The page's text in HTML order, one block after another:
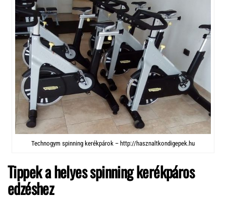
Technogym spinning kerékpárok – http://hasznaltkondigepek.hu
Tippek a helyes spinning kerékpáros
edzéshez